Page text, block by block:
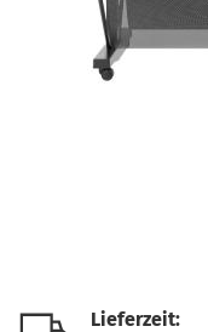
Lieferzeit: